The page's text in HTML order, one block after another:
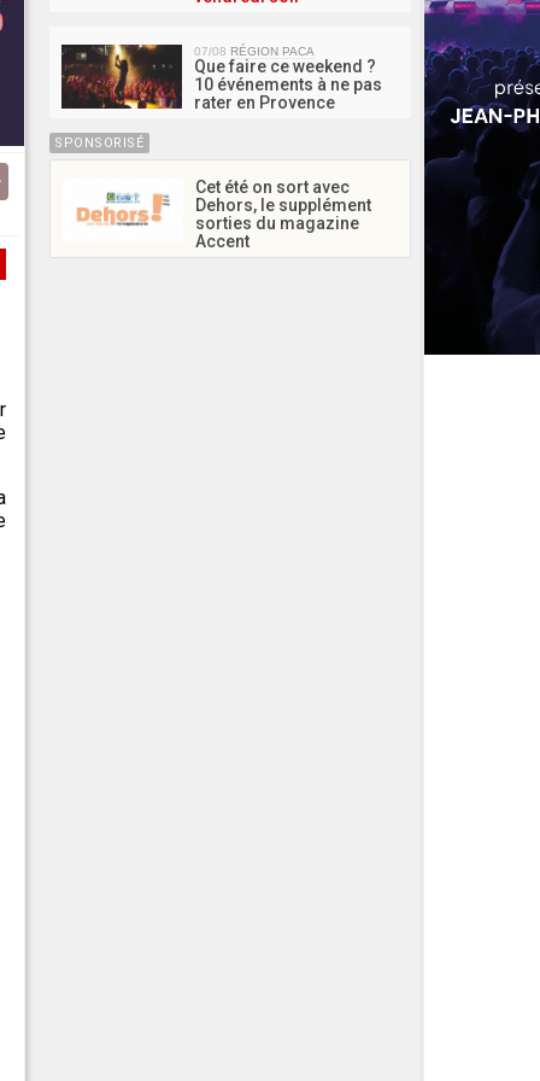
07/08 RÉGION PACA
Que faire ce weekend ?
10 événements à ne pas
rater en Provence
SPONSORISÉ
Cet été on sort avec
Dehors, le supplément
sorties du magazine
Accent